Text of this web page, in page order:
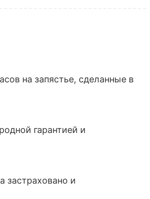
на запястье, сделанные в
гарантией и
застраховано и